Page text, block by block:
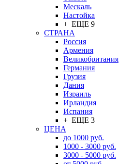
Мескаль
Настойка
+ ЕЩЕ 9
СТРАНА
Россия
Армения
Великобритания
Германия
Грузия
Дания
Израиль
Ирландия
Испания
+ ЕЩЕ 3
ЦЕНА
до 1000 руб.
1000 - 3000 руб.
3000 - 5000 руб.